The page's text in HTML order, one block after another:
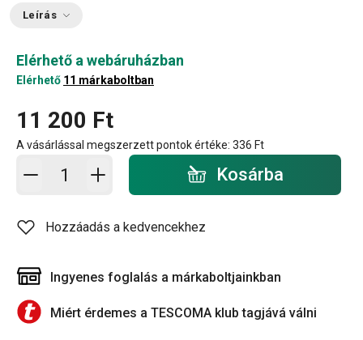
Leírás
Elérhető a webáruházban
Elérhető 11 márkaboltban
11 200 Ft
A vásárlással megszerzett pontok értéke: 336 Ft
Kosárba - mennyiség Kosárba
Hozzáadás a kedvencekhez
Ingyenes foglalás a márkaboltjainkban
Miért érdemes a TESCOMA klub tagjává válni